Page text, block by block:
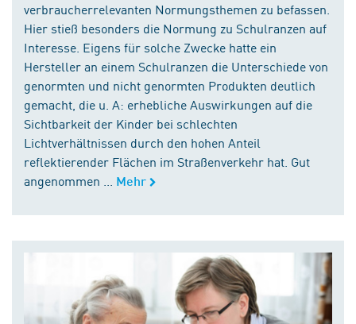
verbraucherrelevanten Normungsthemen zu befassen.
Hier stieß besonders die Normung zu Schulranzen auf
Interesse. Eigens für solche Zwecke hatte ein
Hersteller an einem Schulranzen die Unterschiede von
genormten und nicht genormten Produkten deutlich
gemacht, die u. A: erhebliche Auswirkungen auf die
Sichtbarkeit der Kinder bei schlechten
Lichtverhältnissen durch den hohen Anteil
reflektierender Flächen im Straßenverkehr hat. Gut
angenommen ...
Mehr